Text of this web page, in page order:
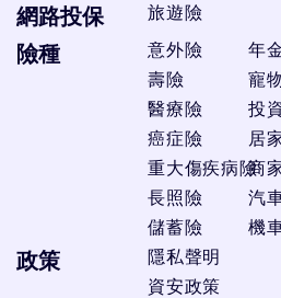
網路投保 旅遊險
險種
意外險
壽險
醫療險
癌症險
重大傷疾病險
長照險
儲蓄險
年
寵
投
居
商
汽
機
政策
隱私聲明
資安政策